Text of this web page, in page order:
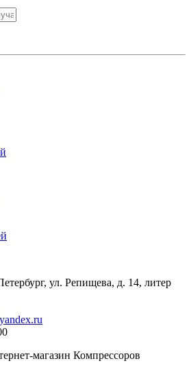
ул. Репищева, д. 14, литер
магазин Компрессоров